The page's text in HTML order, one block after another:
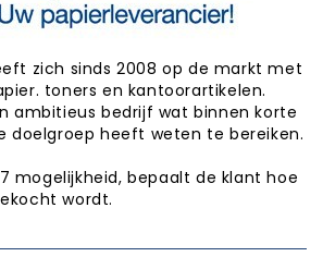
zich sinds 2008 op de markt met
toners en kantoorartikelen.
ambitieus bedrijf wat binnen korte
doelgroep heeft weten te bereiken.
mogelijkheid, bepaalt de klant hoe
wordt.